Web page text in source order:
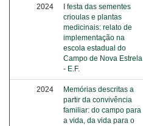
2024
I festa das sementes
crioulas e plantas
medicinais: relato de
implementação na
escola estadual do
Campo de Nova Estrela
- E.F.
2024
Memórias descritas a
partir da convivência
familiar: do campo para
a vida, da vida para o